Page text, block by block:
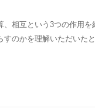
、相互という3つの作用
すのかを理解いただいた